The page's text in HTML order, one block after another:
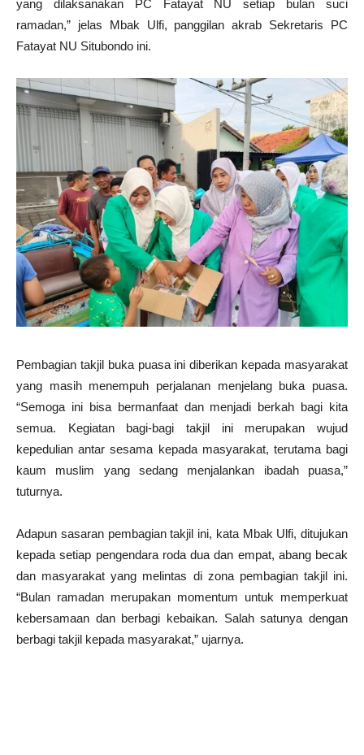
yang dilaksanakan PC Fatayat NU setiap bulan suci
ramadan,” jelas Mbak Ulfi, panggilan akrab Sekretaris PC
Fatayat NU Situbondo ini.
Pembagian takjil buka puasa ini diberikan kepada masyarakat
yang masih menempuh perjalanan menjelang buka puasa.
“Semoga ini bisa bermanfaat dan menjadi berkah bagi kita
semua. Kegiatan bagi-bagi takjil ini merupakan wujud
kepedulian antar sesama kepada masyarakat, terutama bagi
kaum muslim yang sedang menjalankan ibadah puasa,”
tuturnya.
Adapun sasaran pembagian takjil ini, kata Mbak Ulfi, ditujukan
kepada setiap pengendara roda dua dan empat, abang becak
dan masyarakat yang melintas di zona pembagian takjil ini.
“Bulan ramadan merupakan momentum untuk memperkuat
kebersamaan dan berbagi kebaikan. Salah satunya dengan
berbagi takjil kepada masyarakat,” ujarnya.